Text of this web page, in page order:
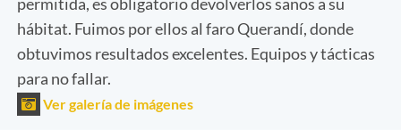
hábitat. Fuimos por ellos al faro Querandí, donde
obtuvimos resultados excelentes. Equipos y tácticas
para no fallar.
Ver galería de imágenes